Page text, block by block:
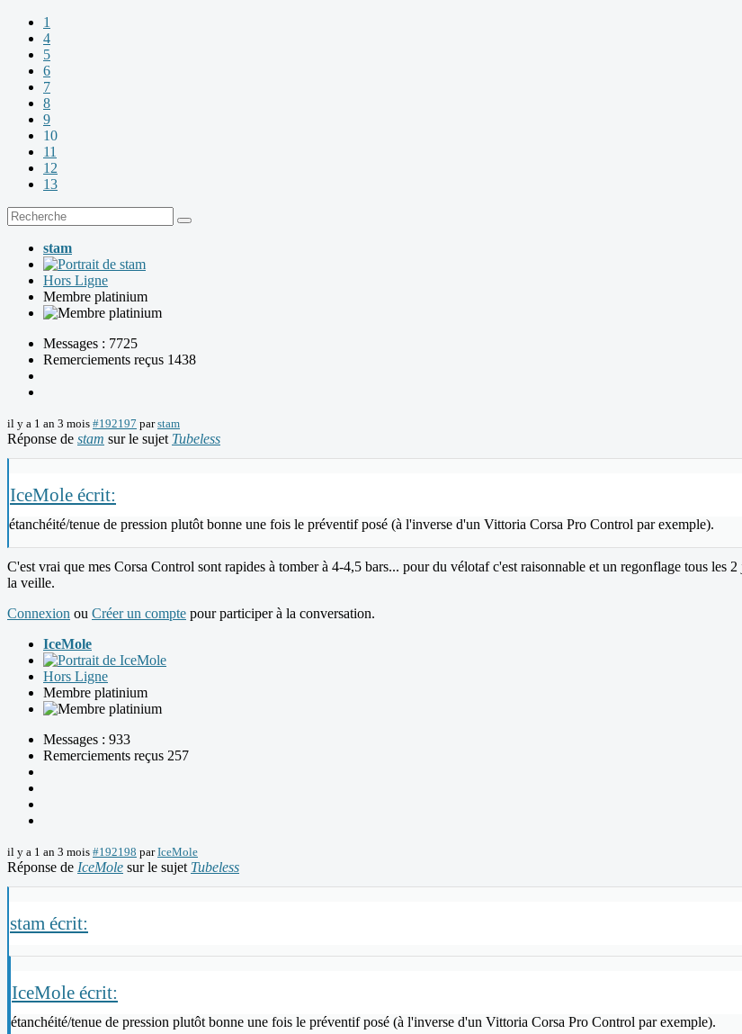
1
4
5
6
7
8
9
10
11
12
13
stam
Hors Ligne
Membre platinium
Messages : 7725
Remerciements reçus 1438
il y a 1 an 3 mois #192197 parstam
Réponse de stam sur le sujet Tubeless
IceMole écrit:
étanchéité/tenue de pression plutôt bonne une fois le préventif posé (à l'inverse d'un Vittoria Corsa Pro Control par exemple).
C'est vrai que mes Corsa Control sont rapides à tomber à 4-4,5 bars... pour du vélotaf c'est raisonnable et un regonflage tous les
la veille.
Connexion ou Créer un compte pour participer à la conversation.
IceMole
Hors Ligne
Membre platinium
Messages : 933
Remerciements reçus 257
il y a 1 an 3 mois #192198 parIceMole
Réponse de IceMole sur le sujet Tubeless
stam écrit:
IceMole écrit:
étanchéité/tenue de pression plutôt bonne une fois le préventif posé (à l'inverse d'un Vittoria Corsa Pro Control par exemple).